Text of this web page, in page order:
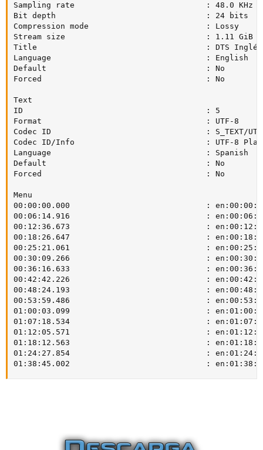
Sampling rate                            : 48.0 KHz
Bit depth                                : 24 bits
Compression mode                         : Lossy
Stream size                              : 1.11 GiB
Title                                    : DTS Inglés
Language                                 : English
Default                                  : No
Forced                                   : No
Text
ID                                       : 5
Format                                   : UTF-8
Codec ID                                 : S_TEXT/
Codec ID/Info                            : UTF-8
Language                                 : Spanish
Default                                  : No
Forced                                   : No
Menu
00:00:00.000                             :
00:06:14.916                             :
00:12:36.673                             :
00:18:26.647                             :
00:25:21.061                             :
00:30:09.266                             :
00:36:16.633                             :
00:42:42.226                             :
00:48:24.193                             :
00:53:59.486                             :
01:00:03.099                             :
01:07:18.534                             :
01:12:05.571                             :
01:18:12.563                             :
01:24:27.854                             :
01:38:45.002                             :